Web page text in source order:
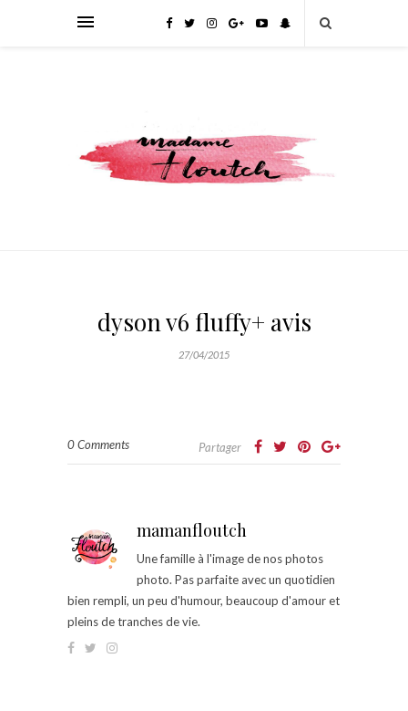
dyson v6 fluffy+ avis
27/04/2015
0 Comments Partager
mamanfloutch
Une famille à l'image de nos photos
photo. Pas parfaite avec un quotidien
bien rempli, un peu d'humour, beaucoup d'amour et
pleins de tranches de vie.